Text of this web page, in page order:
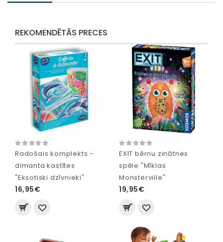
REKOMENDĒTĀS PRECES
Radošais komplekts -
dimanta kastītes
"Eksotiski dzīvnieki"
16,95€
EXIT bērnu zinātnes
spēle "Mīklas
Monsterville"
19,95€